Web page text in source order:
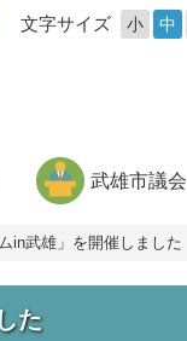
文字サイズ 小 中
武雄市議会
in武雄」を開催しました
た